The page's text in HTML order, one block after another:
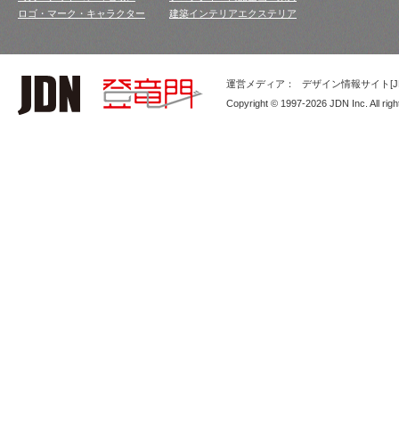
ロゴ・マーク・キャラクター
建築インテリアエクステリア
運営メディア：
デザイン情報サイト
Copyright © 1997-2026 JDN Inc. All